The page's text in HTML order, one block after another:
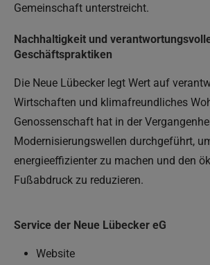
Gemeinschaft unterstreicht.
Nachhaltigkeit und
Geschäftspraktiken
Die Neue Lübecker legt Wert auf
Wirtschaften und klimafreundliches
Genossenschaft hat in der
Modernisierungswellen durchgeführt,
energieeffizienter zu machen und den
Fußabdruck zu reduzieren.
Service der Neue Lübecker eG
Website